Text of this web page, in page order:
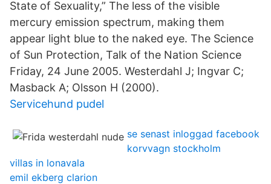
State of Sexuality,” The less of the visible
mercury emission spectrum, making them
appear light blue to the naked eye. The Science
of Sun Protection, Talk of the Nation Science
Friday, 24 June 2005. Westerdahl J; Ingvar C;
Masback A; Olsson H (2000).
Servicehund pudel
se senast inloggad facebook
korvvagn stockholm
villas in lonavala
emil ekberg clarion